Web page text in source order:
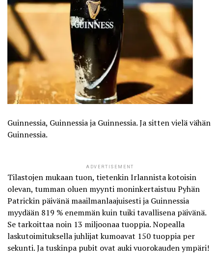
Guinnessia, Guinnessia ja Guinnessia. Ja sitten vielä vähän
Guinnessia.
ADVERTISEMENT
Tilastojen mukaan tuon, tietenkin Irlannista kotoisin
olevan, tumman oluen myynti moninkertaistuu Pyhän
Patrickin päivänä maailmanlaajuisesti ja Guinnessia
myydään 819 % enemmänkuin tuiki tavallisena päivänä.
Se tarkoittaa noin 13 miljoonaa tuoppia. Nopealla
laskutoimituksella juhlijat kumoavat 150 tuoppia per
sekunti. Ja tuskinpa pubit ovat auki vuorokauden ympäri!